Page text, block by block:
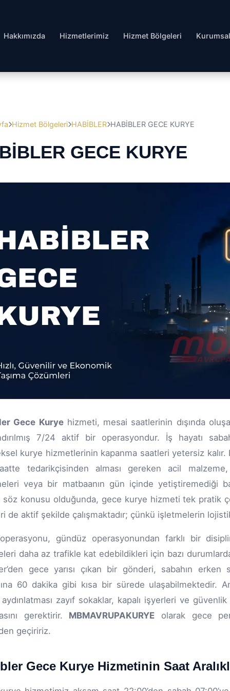
Hakkımızda Hizmetlerimiz Hizmet Bölgeleri Kurumsal
Hizmet Bölgeleri HABİBLER HABİBLER GECE KURYE
GECE KURYE
Gece Kuryehizmeti, mesai saatlerinin dışında
7/24 aktif bir operasyondur. İş hayatı
kurye hizmetlerinin kapanma saatleri yetersiz
tedarikçisinden alması gereken acil
veya bir matbaanın gün içinde yetiştiremediği
konusu olduğunda, gece kurye hizmeti tek pratik
de aktif şekilde çalışmaktadır; çünkü işletmelerin
gündüz operasyonundan farklı bir
daha az trafikle kat edebildikleri için bazı
gece yarısı çıkan bir gönderi, sabahın erken
60 dakika gibi kısa bir sürede ulaşabilmektedir.
aydınlatması zayıf sokaklar, kapalı işyerleri ve
gerektirir. MBMAVRUPAKURYE olarak gece
geçiririz.
Gece Kurye Hizmetinin Saat